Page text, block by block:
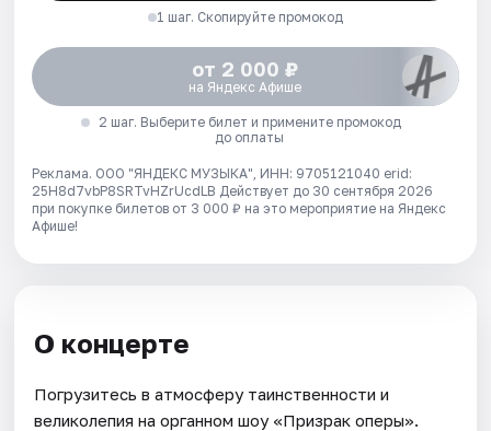
1 шаг. Скопируйте промокод
от 2 000 ₽
на Яндекс Афише
2 шаг. Выберите билет и примените промокод
до оплаты
Реклама. ООО "ЯНДЕКС МУЗЫКА", ИНН: 9705121040 erid:
25H8d7vbP8SRTvHZrUcdLB Действует до 30 сентября 2026
при покупке билетов от 3 000 ₽ на это мероприятие на Яндекс
Афише!
О концерте
Погрузитесь в атмосферу таинственности и
великолепия на органном шоу «Призрак оперы».